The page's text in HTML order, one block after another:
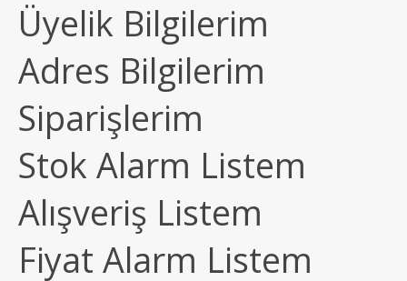
Üyelik Bilgilerim
Adres Bilgilerim
Siparişlerim
Stok Alarm Listem
Alışveriş Listem
Fiyat Alarm Listem